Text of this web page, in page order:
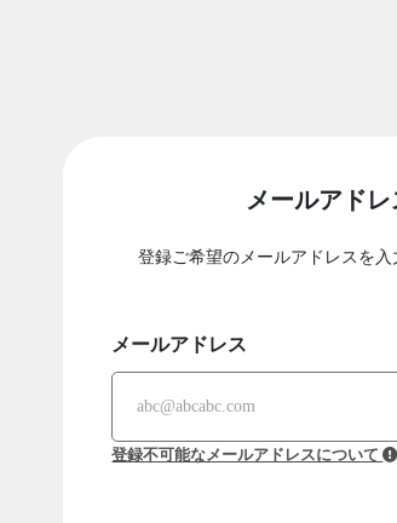
メールアド
登録ご希望のメールアドレスを入
メールアドレス
登録不可能なメールアドレスについて